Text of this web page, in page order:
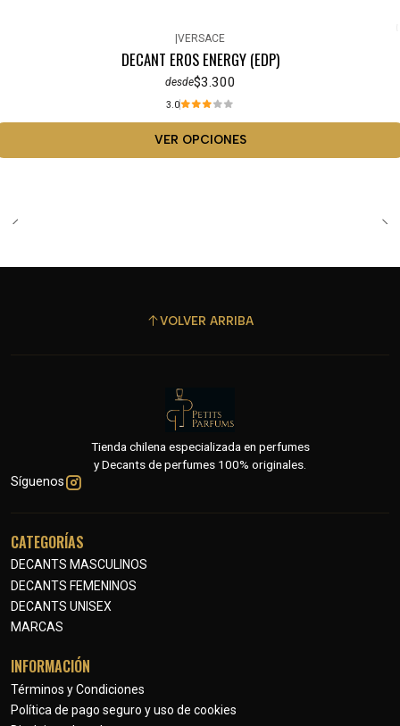
VERSACE
DECANT EROS ENERGY (EDP)
desde$3.300
3.0
VER OPCIONES
VOLVER ARRIBA
Tienda chilena especializada en perfumes
y Decants de perfumes 100% originales.
Síguenos
CATEGORÍAS
DECANTS MASCULINOS
DECANTS FEMENINOS
DECANTS UNISEX
MARCAS
INFORMACIÓN
Términos y Condiciones
Política de pago seguro y uso de cookies